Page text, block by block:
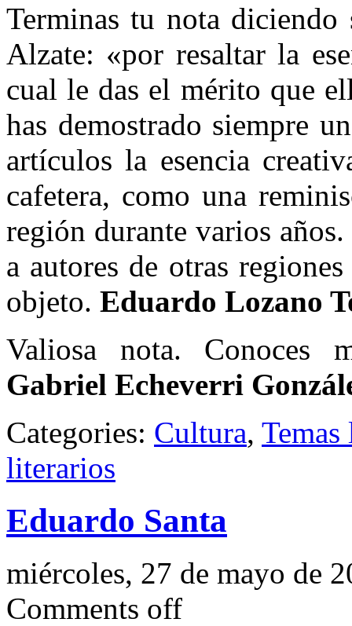
Terminas tu nota
Alzate: «por resaltar la
cual le das el mérito que
has demostrado siempre
artículos la esencia
cafetera, como una
región durante varios
a autores de otras
objeto. Eduardo Lozano
Valiosa nota. Conoces
Gabriel Echeverri
Categories: Cultura,
literarios
Eduardo Santa
miércoles, 27 de mayo de
Comments off